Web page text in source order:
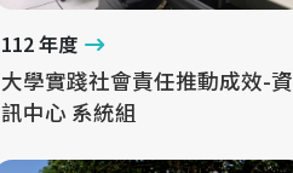
112 年度
大學實踐社會責任推動成效-資
訊中心 系統組